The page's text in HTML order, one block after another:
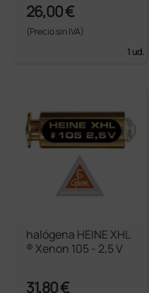
26,00 €
(Precio sin IVA)
1 ud.
halógena HEINE XHL
® Xenon 105 - 2,5 V
31,80 €